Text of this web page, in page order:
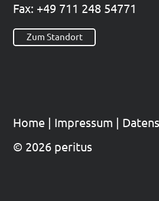
Fax: +49 711 248 54771
Zum Standort
Home Impres­sum
© 2026 peritus